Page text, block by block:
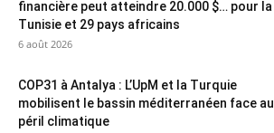
financière peut atteindre 20.000 $… pour la
Tunisie et 29 pays africains
6 août 2026
COP31 à Antalya : L’UpM et la Turquie
mobilisent le bassin méditerranéen face au
péril climatique